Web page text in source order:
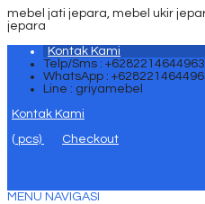
mebel jati jepara, mebel ukir
jepara
Kontak Kami
Telp/Sms : +6282214644963
WhatsApp :
Line : griyamebel
Kontak Kami
( pcs) Checkout
MENU NAVIGASI